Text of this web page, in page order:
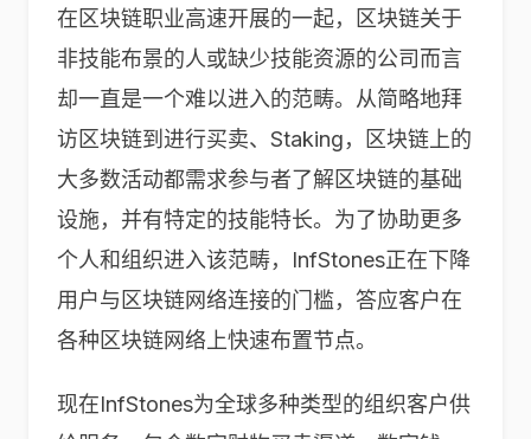
在区块链职业高速开展的一起，区块链关于
非技能布景的人或缺少技能资源的公司而言
却一直是一个难以进入的范畴。从简略地拜
访区块链到进行买卖、Staking，区块链上的
大多数活动都需求参与者了解区块链的基础
设施，并有特定的技能特长。为了协助更多
个人和组织进入该范畴，InfStones正在下降
用户与区块链网络连接的门槛，答应客户在
各种区块链网络上快速布置节点。
现在InfStones为全球多种类型的组织客户供